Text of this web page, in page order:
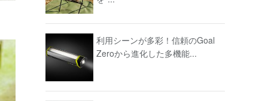
利用シーンが多彩！信頼のGoal
Zeroから進化した多機能...